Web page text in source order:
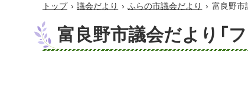
トップ › 議会だより › ふらの市議会だより › 富良野市
富良野市議会だより「